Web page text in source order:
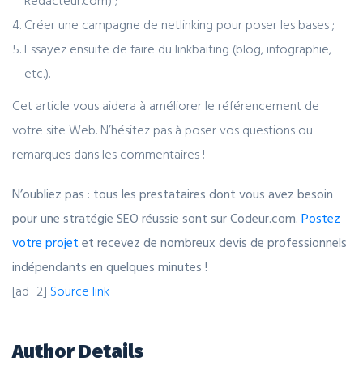
Créer une campagne de netlinking pour poser les bases ;
Essayez ensuite de faire du linkbaiting (blog, infographie,
etc.).
Cet article vous aidera à améliorer le référencement de
votre site Web. N’hésitez pas à poser vos questions ou
remarques dans les commentaires !
N’oubliez pas : tous les prestataires dont vous avez besoin
pour une stratégie SEO réussie sont sur Codeur.com. Postez
votre projet et recevez de nombreux devis de professionnels
indépendants en quelques minutes !
[ad_2] Source link
Author Details